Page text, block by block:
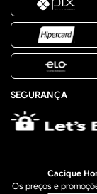
SEGURANÇA
Cacique
Os preços e